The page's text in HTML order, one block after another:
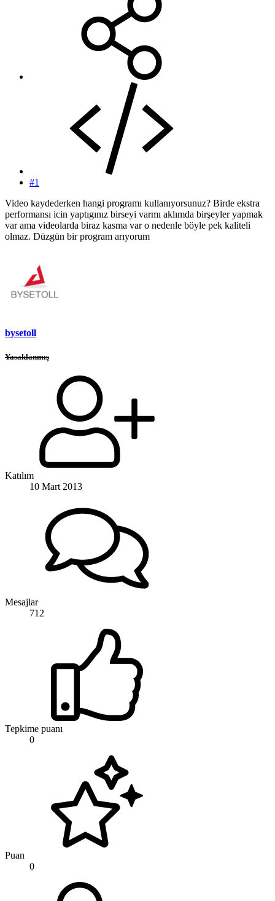
#1
Video kaydederken hangi programı kullanıyorsunuz? Birde ekstra
performansı icin yaptıgınız birseyi varmı aklımda birşeyler yapmak
var ama videolarda biraz kasma var o nedenle böyle pek kaliteli
olmaz. Düzgün bir program arıyorum
bysetoll
Yasaklanmış
Katılım
10 Mart 2013
Mesajlar
712
Tepkime puanı
0
Puan
0